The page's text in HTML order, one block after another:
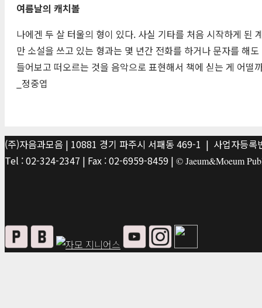
여름날의 캐치볼
나에겐 두 살 터울의 형이 있다. 사실 기타를 처음 시작하게 된
만 소설을 쓰고 있는 형과는 몇 년간 전화를 하거나 문자를 해
들어보고 떠오르는 것을 음악으로 표현해서 책에 싣는 게 어
_정중엽
(주)자음과모음 | 10881 경기 파주시 서패동 469-1 | 사업자등
Tel : 02-324-2347 | Fax : 02-6959-8459 | © Jaeum&Moeum